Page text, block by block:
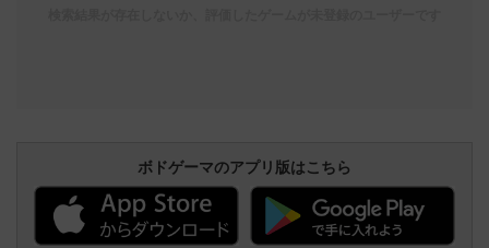
ボドゲーマのアプリ版はこちら